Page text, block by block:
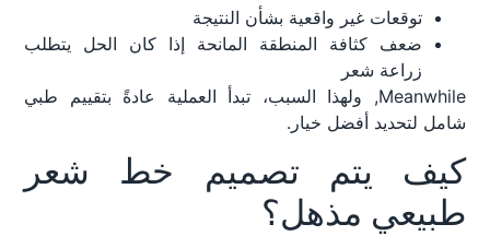
توقعات غير واقعية بشأن النتيجة
ضعف كثافة المنطقة المانحة إذا كان الحل يتطلب
زراعة شعر
Meanwhile, ولهذا السبب، تبدأ العملية عادةً بتقييم طبي
شامل لتحديد أفضل خيار.
كيف يتم تصميم خط شعر
طبيعي مذهل؟